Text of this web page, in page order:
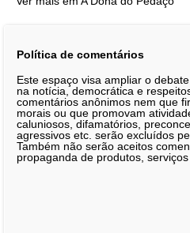
Política de comentários
Este espaço visa ampliar o
na notícia, democrática e
comentários anônimos nem que
morais ou que promovam
caluniosos, difamatórios,
agressivos etc. serão excluídos
Também não serão aceitos
propaganda de produtos,